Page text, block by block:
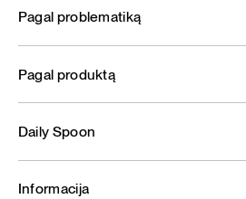
Pagal problematiką
Pagal produktą
Daily Spoon
Informacija